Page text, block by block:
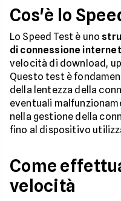
Cos'è lo
Lo Speed Test è uno
di connessione
velocità di download,
Questo test è
della lentezza della
eventuali
nella gestione della
fino al dispositivo
Come
velocità